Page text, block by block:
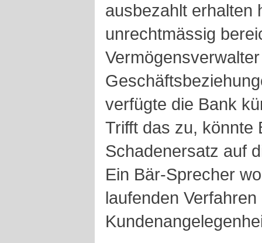
ausbezahlt erhalten
unrechtmässig
verfügte die Bank
Trifft das zu, könnte
Schadenersatz auf
Ein Bär-Sprecher
laufenden